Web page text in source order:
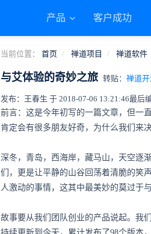
产品 客户成功
当前位置： 首页 禅道项目 禅道软件
与艾体验的奇妙之旅 转贴： 禅道
发布：王春生 于 2018-07-06 13:21:46最后
前言：这是今年初写的一篇文章，但一
肯定会有很多朋友好奇，为什么我们来
深冬，青岛，西海岸，藏马山，天空逐
们，更是让平静的山谷回荡着清脆的笑
人激动的事情，这其中最美妙的莫过于
故事要从我们团队创业的产品说起。我